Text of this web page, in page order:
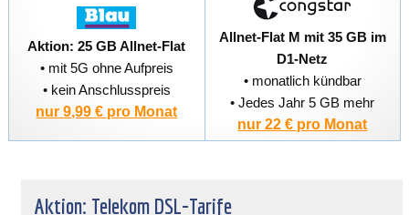
Aktion: 25 GB Allnet-Flat
• mit 5G ohne Aufpreis
• kein Anschlusspreis
nur 9,99 € pro Monat
Allnet-Flat M mit 35 GB im
D1-Netz
• monatlich kündbar
• Jedes Jahr 5 GB mehr
nur 22 € pro Monat
Aktion: Telekom DSL-Tarife